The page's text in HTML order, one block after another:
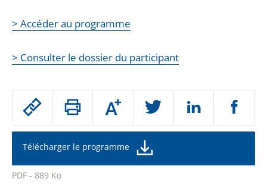
Passer
partage
de
l'article
pour
Augmenter
ou
la
de
police
Télécharger le programme
PDF - 889 Ko
> Accéder au programme
> Consulter le dossier du participant